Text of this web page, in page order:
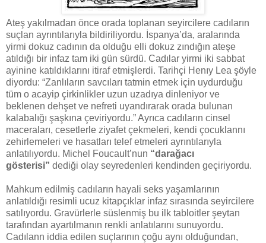
Ateş yakılmadan önce orada toplanan seyircilere cadıların
suçlan ayrıntılarıyla bildiriliyordu. İspanya’da, aralarında
yirmi dokuz cadının da olduğu elli dokuz zındığın ateşe
atıldığı bir infaz tam iki gün sürdü. Cadılar yirmi iki sabbat
ayinine katıldıklarını itiraf etmişlerdi. Tarihçi Henıy Lea şöyle
diyordu: “Zanlıların savcıları tatmin etmek için uydurduğu
tüm o acayip çirkinlikler uzun uzadıya dinleniyor ve
beklenen dehşet ve nefreti uyandırarak orada bulunan
kalabalığı şaşkına çeviriyordu.” Ayrıca cadıların cinsel
maceraları, cesetlerle ziyafet çekmeleri, kendi çocuklannı
zehirlemeleri ve hasatları telef etmeleri ayrıntılarıyla
anlatılıyordu. Michel Foucault’nun “darağacı
gösterisi” dediği olay seyredenleri kendinden geçiriyordu.
Mahkum edilmiş cadıların hayali seks yaşamlarının
anlatıldığı resimli ucuz kitapçıklar infaz sırasında seyircilere
satılıyordu. Gravürlerle süslenmiş bu ilk tabloitler şeytan
tarafından ayartılmanın renkli anlatılarını sunuyordu.
Cadılann iddia edilen suçlarının çoğu aynı olduğundan,